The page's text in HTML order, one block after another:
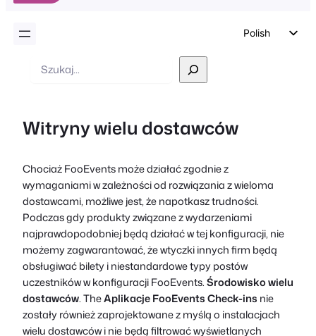
Polish
French
Czech
Greek
Wyszukiwanie
Witryny wielu dostawców
Chociaż FooEvents może działać zgodnie z
wymaganiami w zależności od rozwiązania z wieloma
dostawcami, możliwe jest, że napotkasz trudności.
Podczas gdy produkty związane z wydarzeniami
najprawdopodobniej będą działać w tej konfiguracji, nie
możemy zagwarantować, że wtyczki innych firm będą
obsługiwać bilety i niestandardowe typy postów
uczestników w konfiguracji FooEvents.Środowisko wielu
dostawców. TheAplikacje FooEvents Check-ins nie
zostały również zaprojektowane z myślą o instalacjach
wielu dostawców i nie będą filtrować wyświetlanych